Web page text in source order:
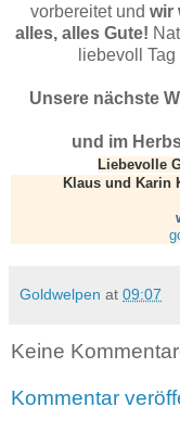
vorbereitet und wir
alles, alles Gute!
liebevoll
Unsere nächste
und im
Liebevolle
Klaus und Karin
Goldwelpen at 09:07
Keine
Kommentar